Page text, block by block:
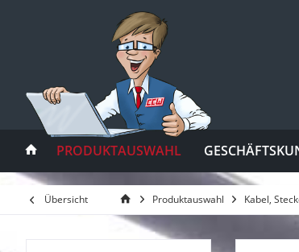
PRODUKTAUSWAHL
Übersicht Produktauswahl Kabel,